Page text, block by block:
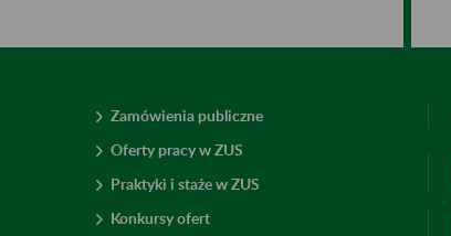
Zamówienia publiczne
Oferty pracy w ZUS
Praktyki i staże w ZUS
Konkursy ofert